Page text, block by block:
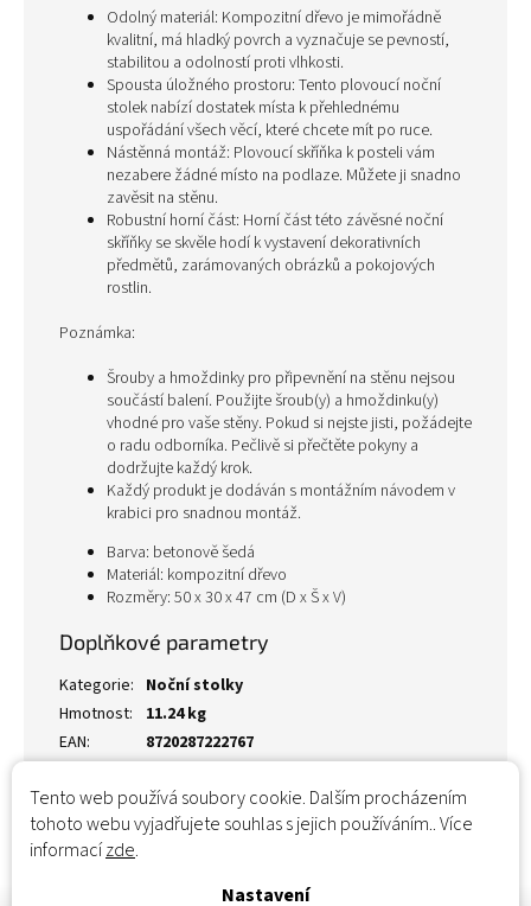
Tento web používá soubory cookie. Dalším procházením
tohoto webu vyjadřujete souhlas s jejich používáním.. Více
informacízde.
Nastavení
Odolný materiál: Kompozitní dřevo je mimořádně
kvalitní, má hladký povrch a vyznačuje se pevností,
stabilitou a odolností proti vlhkosti.
Spousta úložného prostoru: Tento plovoucí noční
stolek nabízí dostatek místa k přehlednému
uspořádání všech věcí, které chcete mít po ruce.
Nástěnná montáž: Plovoucí skříňka k posteli vám
nezabere žádné místo na podlaze. Můžete ji snadno
zavěsit na stěnu.
Robustní horní část: Horní část této závěsné noční
skříňky se skvěle hodí k vystavení dekorativních
předmětů, zarámovaných obrázků a pokojových
rostlin.
Poznámka:
Šrouby a hmoždinky pro připevnění na stěnu nejsou
součástí balení. Použijte šroub(y) a hmoždinku(y)
vhodné pro vaše stěny. Pokud si nejste jisti, požádejte
o radu odborníka. Pečlivě si přečtěte pokyny a
dodržujte každý krok.
Každý produkt je dodáván s montážním návodem v
krabici pro snadnou montáž.
Barva: betonově šedá
Materiál: kompozitní dřevo
Rozměry: 50 x 30 x 47 cm (D x Š x V)
Doplňkové parametry
Kategorie: Noční stolky
Hmotnost:
11.24 kg
EAN: 8720287222767